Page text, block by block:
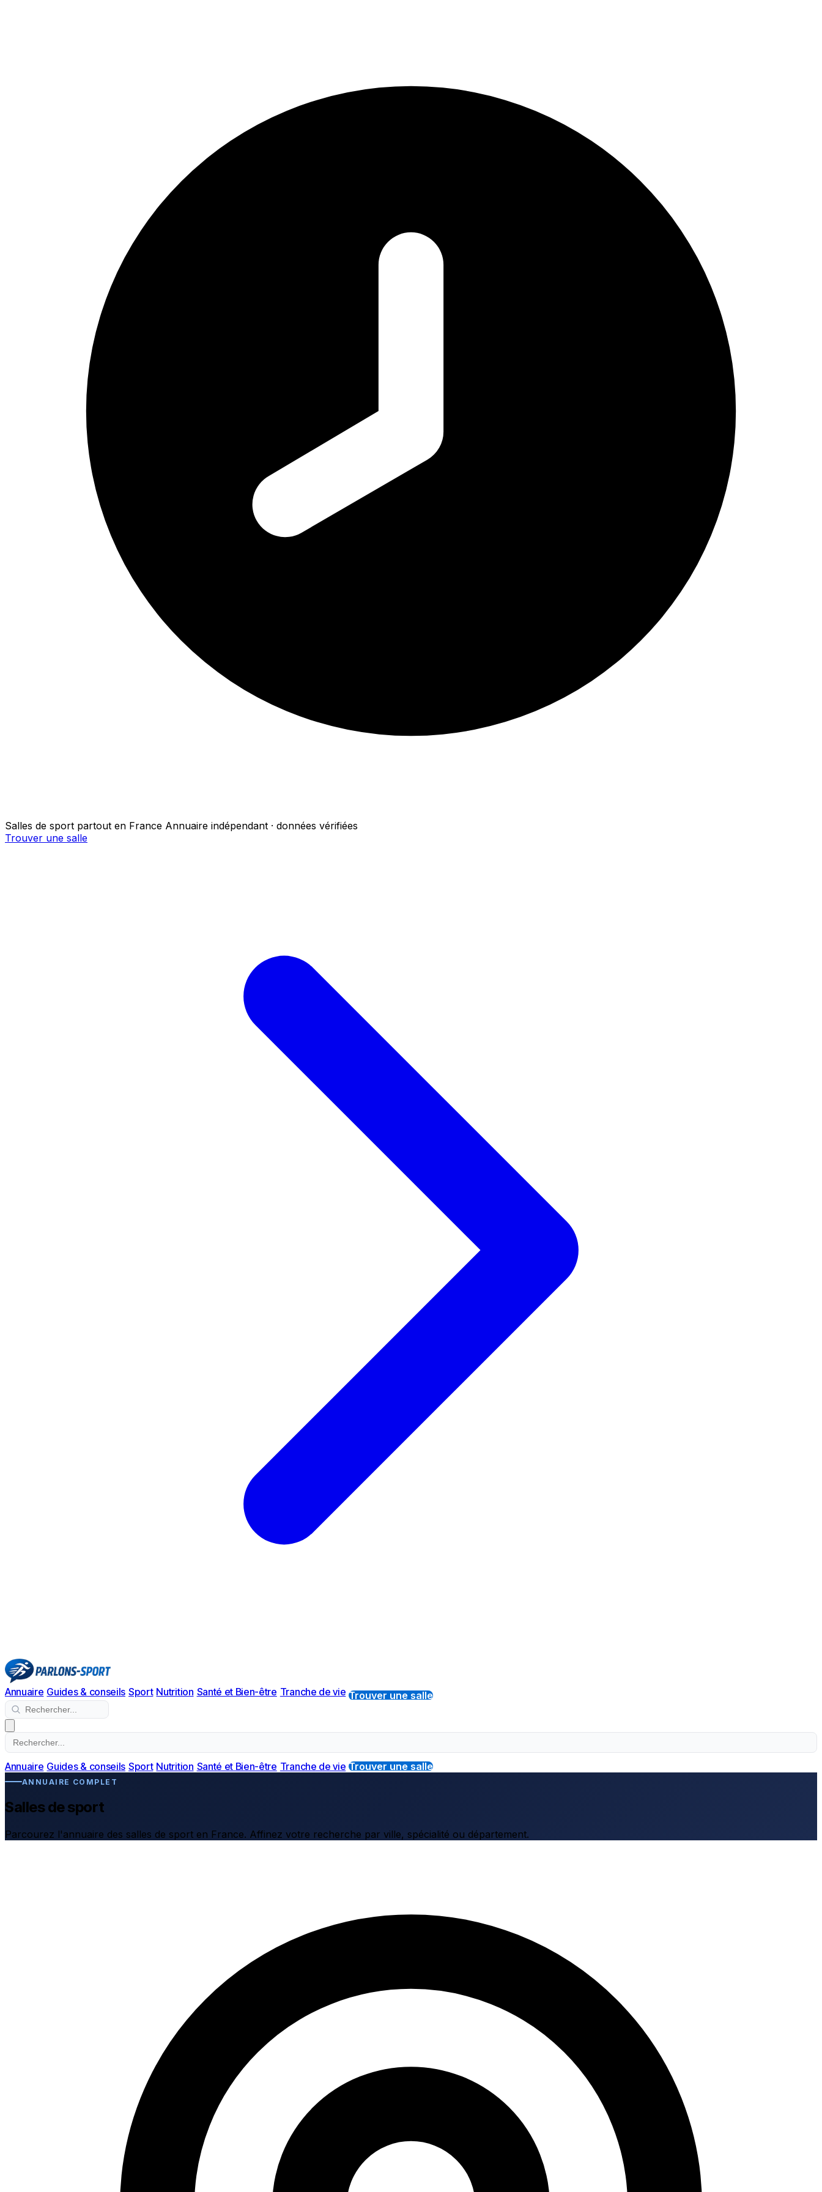
Salles de sport partout en France Annuaire indépendant · données vérifiées
Trouver une salle
Annuaire Guides & conseils Sport Nutrition Santé et Bien-être Tranche de vie Trouver une salle
Annuaire Guides & conseils Sport Nutrition Santé et Bien-être Tranche de vie Trouver une salle
ANNUAIRE COMPLET
Salles de sport
Parcourez l'annuaire des salles de sport en France. Affinez votre recherche par ville, spécialité ou département.